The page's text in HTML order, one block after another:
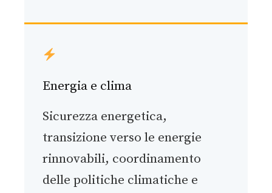
Energia e clima
Sicurezza energetica,
transizione verso le energie
rinnovabili, coordinamento
delle politiche climatiche e